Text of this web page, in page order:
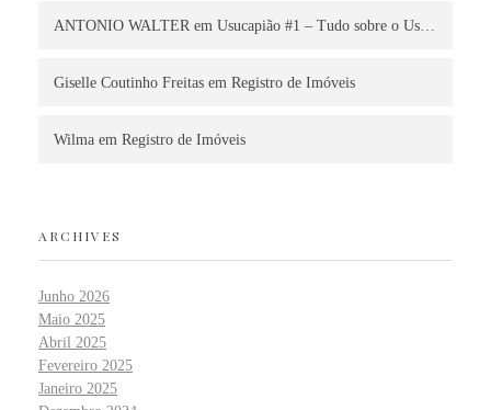
ANTONIO WALTER em Usucapião #1 – Tudo sobre o Us…
Giselle Coutinho Freitas em Registro de Imóveis
Wilma em Registro de Imóveis
ARCHIVES
Junho 2026
Maio 2025
Abril 2025
Fevereiro 2025
Janeiro 2025